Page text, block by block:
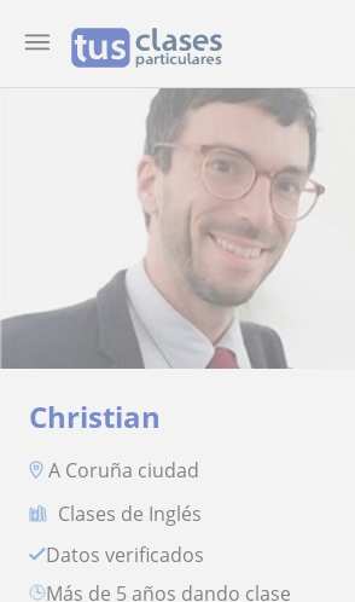
Christian
A Coruña ciudad
Clases de Inglés
Datos verificados
más de 5 años dando clase